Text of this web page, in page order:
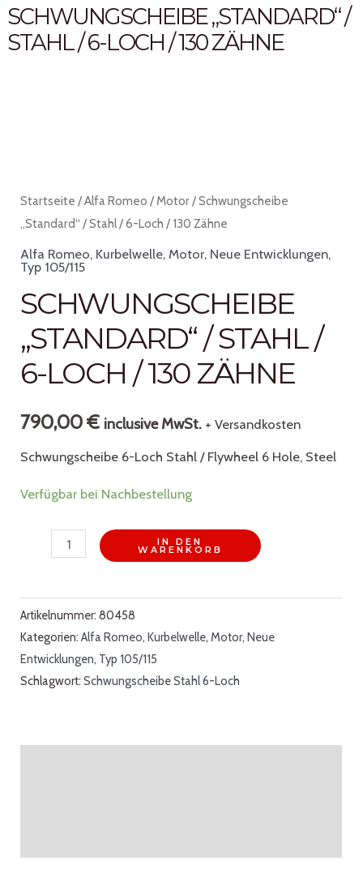
SCHWUNGSCHEIBE „STANDARD“ /
STAHL / 6-LOCH / 130 ZÄHNE
Startseite /Alfa Romeo / Motor/ Schwungscheibe
„Standard“ / Stahl / 6-Loch / 130 Zähne
Alfa Romeo, Kurbelwelle, Motor, Neue Entwicklungen,
Typ 105/115
SCHWUNGSCHEIBE
„STANDARD“ / STAHL /
6-LOCH / 130 ZÄHNE
790,00€ inclusive MwSt. + Versandkosten
Schwungscheibe 6-Loch Stahl / Flywheel 6 Hole, Steel
Verfügbar bei Nachbestellung
Schwungscheibe
Stahl
/
6-
Loch
IN DEN
WARENKORB
Artikelnummer:80458
Kategorien:Alfa Romeo,Kurbelwelle,Motor,Neue
Entwicklungen, Typ 105/115
Schlagwort:Schwungscheibe Stahl 6-Loch